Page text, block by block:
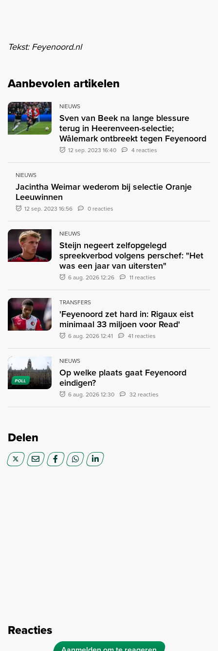
Tekst: Feyenoord.nl
Aanbevolen artikelen
NIEUWS
Sven van Beek na lange blessure
terug in Heerenveen-selectie;
Wålemark ontbreekt tegen Feyenoord
12 sep. 2023 16:40 4 reacties
NIEUWS
Jacintha Weimar wederom bij selectie Oranje
Leeuwinnen
12 sep. 2023 16:56 0 reacties
NIEUWS
Steijn negeert zelfopgelegd
spreekverbod volgens perschef: "Het
was een jaar van uitersten"
6 aug. 2026 12:26 11 reacties
TRANSFERS
'Feyenoord zet hard in: Rigaux eist
minimaal 33 miljoen voor Read'
6 aug. 2026 12:41 41 reacties
POLL
NIEUWS
Op welke plaats gaat Feyenoord
eindigen?
6 aug. 2026 12:30 32 reacties
Delen
Reacties